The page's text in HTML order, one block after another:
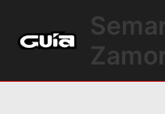
contenido